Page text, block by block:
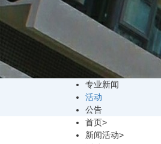
专业新闻
活动
公告
首页>
新闻活动>